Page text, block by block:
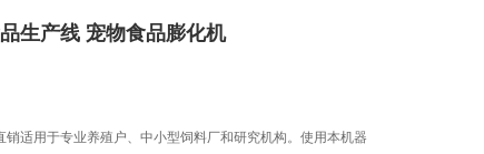
生产线 宠物食品膨化机
适用于专业养殖户、中小型饲料厂和研究机构。使用本机器